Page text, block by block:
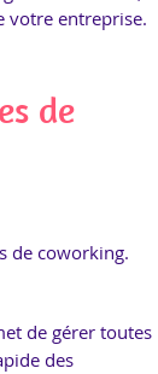
votre entreprise.
de
de coworking.
de gérer toutes
des